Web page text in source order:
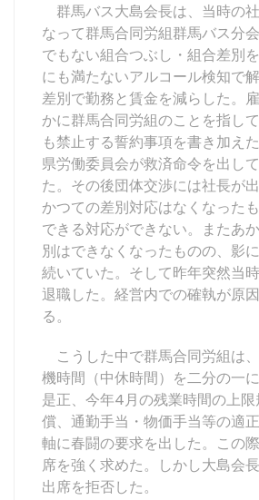
群馬バス大島会長は、当時の
なって群馬合同労組群馬バス分
でもない組合つぶし・組合差別
にも満たないアルコール検知で
差別で勤務と賃金を減らした。
かに群馬合同労組のことを指し
も禁止する誓約事項を書き加え
県労働委員会が救済命令を出し
た。その後団体交渉には社長が
かつての差別対応はなくなった
できる対応ができない。またあ
別はできなくなったものの、影
続いていた。そして昨年突然当
退職した。経営内での確執が原
る。
こうした中で群馬合同労組は
機時間（中休時間）を二分の一
是正、今年4月の残業時間の上
償、通勤手当・物価手当等の適
軸に春闘の要求を出した。この
席を強く求めた。しかし大島会
出席を拒否した。